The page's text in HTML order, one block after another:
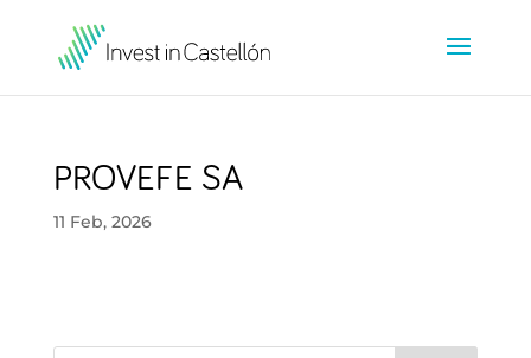
PROVEFE SA
11 Feb, 2026